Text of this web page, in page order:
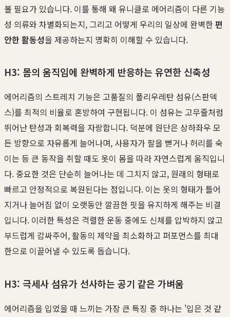
볼 필요가 있습니다. 이를 통해 왜 유니클로 에어리즘이 다른 기능
성 의류와 차별화되는지, 그리고 어떻게 우리의 일상에 완벽한편
안한 활동성을 제공하는지 명확히 이해할 수 있습니다.
H3: 몸의 움직임에 완벽하게 반응하는 유연한 신축성
에어리즘의 스트레치 기능은 고품질의 폴리우레탄 섬유(스판덱
스)를 최적의 비율로 혼방하여 구현됩니다. 이 섬유는 고무줄처럼
뛰어난 탄성과 회복력을 자랑합니다. 덕분에 원단은 상하좌우 모
든 방향으로 자유롭게 늘어나며, 사용자가 팔을 뻗거나 허리를 숙
이는 등 큰 동작을 취할 때도 옷이 몸을 따라 자연스럽게 움직입니
다. 중요한 것은 단순히 늘어나는 데 그치지 않고, 원래의 형태로
빠르고 안정적으로 복원된다는 점입니다. 이는 옷의 형태가 틀어
지거나 늘어짐 없이 오랫동안 깔끔한 핏을 유지하게 해주는 비결
입니다. 이러한 특성은 격렬한 운동 중에도 신체를 압박하지 않고
부드럽게 감싸주어, 활동의 제약을 최소화하고 퍼포먼스를 최대
한으로 이끌어낼 수 있도록 돕습니다.
H3: 극세사 섬유가 선사하는 공기 같은 가벼움
에어리즘을 입었을 때 느끼는 가장 큰 특징 중 하나는 '입은 것 같